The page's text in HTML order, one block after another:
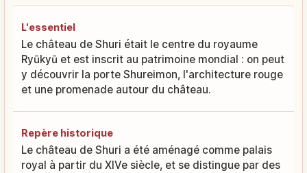
L'essentiel
Le château de Shuri était le centre du royaume
Ryūkyū et est inscrit au patrimoine mondial : on peut
y découvrir la porte Shureimon, l'architecture rouge
et une promenade autour du château.
Repère historique
Le château de Shuri a été aménagé comme palais
royal à partir du XIVe siècle, et se distingue par des